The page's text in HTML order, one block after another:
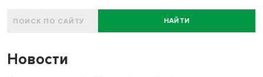
НАЙТИ
Новости